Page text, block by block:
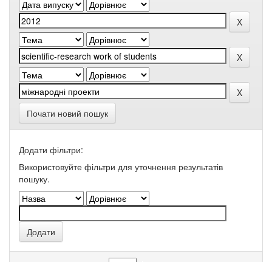
Почати новий пошук
Додати фільтри:
Використовуйте фільтри для уточнення результатів
пошуку.